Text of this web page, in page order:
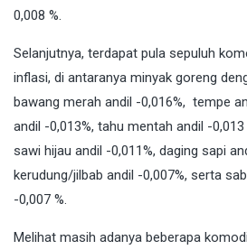
0,008 %.
Selanjutnya, terdapat pula sepuluh
inflasi, di antaranya minyak goreng
bawang merah andil -0,016%, tempe
andil -0,013%, tahu mentah andil -
sawi hijau andil -0,011%, daging sapi
kerudung/jilbab andil -0,007%, serta
-0,007 %.
Melihat masih adanya beberapa